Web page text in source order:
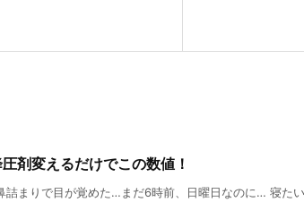
剤変えるだけでこの数値！
詰まりで目が覚めた…まだ6時前、日曜日なのに… 寝た